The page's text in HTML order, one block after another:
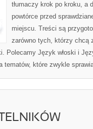
tłumaczy krok po kroku, a
powtórce przed
miejscu. Treści są
zarówno tych, którzy chcą
Polecamy Język włoski i
tematów, które zwykle